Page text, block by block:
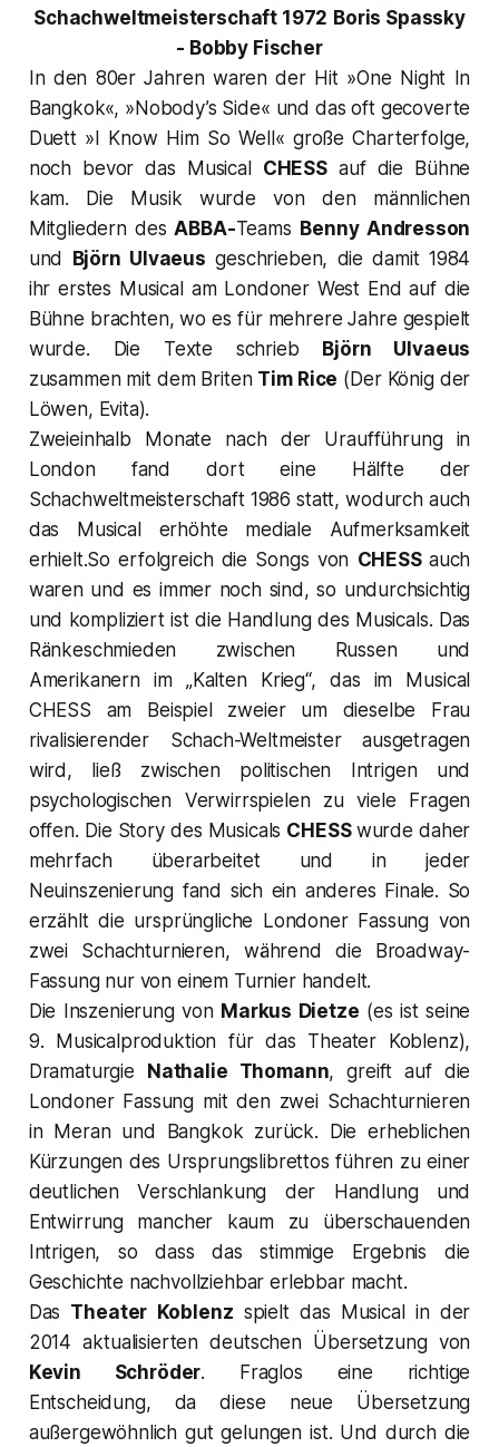
Schachweltmeisterschaft 1972 Boris Spassky
- Bobby Fischer
In den 80er Jahren waren der Hit»One Night In
Bangkok«, »Nobody’s Side« und das oft gecoverte
Duett »I Know Him So Well« große Charterfolge,
noch bevor das Musical CHESS auf die Bühne
kam. Die Musik wurde von den männlichen
Mitgliedern des ABBA-Teams Benny Andresson
und Björn Ulvaeus geschrieben, die damit 1984
ihr erstes Musical am Londoner West End auf die
Bühne brachten, wo es für mehrere Jahre gespielt
wurde. Die Texte schrieb Björn Ulvaeus
zusammen mit dem Briten Tim Rice (Der König der
Löwen, Evita).
Zweieinhalb Monate nach der Uraufführung in
London fand dort eine Hälfte der
Schachweltmeisterschaft 1986 statt, wodurch auch
das Musical erhöhte mediale Aufmerksamkeit
erhielt.So erfolgreich die Songs von CHESS auch
waren und es immer noch sind, so undurchsichtig
und kompliziert ist die Handlung des Musicals. Das
Ränkeschmieden zwischen Russen und
Amerikanern im „Kalten Krieg“, das im Musical
CHESS am Beispiel zweier um dieselbe Frau
rivalisierender Schach-Weltmeister ausgetragen
wird, ließ zwischen politischen Intrigen und
psychologischen Verwirrspielen zu viele Fragen
offen. Die Story des Musicals CHESS wurde daher
mehrfach überarbeitet und in jeder
Neuinszenierung fand sich ein anderes Finale. So
erzählt die ursprüngliche Londoner Fassung von
zwei Schachturnieren, während die Broadway-
Fassung nur von einem Turnier handelt.
Die Inszenierung von Markus Dietze (es ist seine
9. Musicalproduktion für das Theater Koblenz),
Dramaturgie Nathalie Thomann, greift auf die
Londoner Fassung mit den zwei Schachturnieren
in Meran und Bangkok zurück. Die erheblichen
Kürzungen des Ursprungslibrettos führen zu einer
deutlichen Verschlankung der Handlung und
Entwirrung mancher kaum zu überschauenden
Intrigen, so dass das stimmige Ergebnis die
Geschichte nachvollziehbar erlebbar macht.
Das Theater Koblenz spielt das Musical in der
2014 aktualisierten deutschen Übersetzung von
Kevin Schröder. Fraglos eine richtige
Entscheidung, da diese neue Übersetzung
außergewöhnlich gut gelungen ist. Und durch die